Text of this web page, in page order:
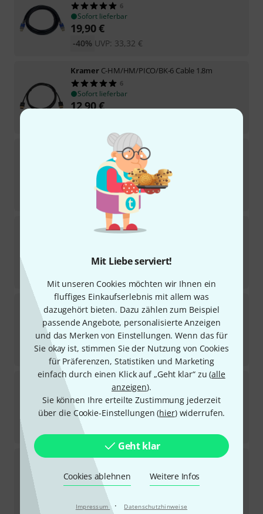
Mit Liebe serviert!
Mit unseren Cookies möchten wir Ihnen ein
fluffiges Einkaufserlebnis mit allem was
dazugehört bieten. Dazu zählen zum Beispiel
passende Angebote, personalisierte Anzeigen
und das Merken von Einstellungen. Wenn das für
Sie okay ist, stimmen Sie der Nutzung von Cookies
für Präferenzen, Statistiken und Marketing
einfach durch einen Klick auf „Geht klar“ zu (alle
anzeigen).
Sie können Ihre erteilte Zustimmung jederzeit
über die Cookie-Einstellungen (hier) widerrufen.
Geht klar
Cookies ablehnen Weitere Infos
Impressum · Datenschutzhinweise
6
Sofort lieferbar
19,90€
UVP: 33,32 €
-40%
Kramer C-HM/HM/PICO/BK-6 Cable 1.8m
6
Sofort lieferbar
12,90€
C-HM/HM/Pro-35 Cable 10.7m
1
Sofort lieferbar
UVP:84,49 €
C-HM/HM-3 Cable 0.9m
€
KramerC-BM/BM-25 Cable 7.6m
1
Sofort lieferbar
17,50 €
UVP:27,37 €
-36%
Kramer C-UNIKat-328 Cable 100.0m
1
Sofort lieferbar
145 €
-32%
KramerC-UNIKat-6 Cable 1.8m
Sofort lieferbar
€
UVP: 20,23 €
-33%